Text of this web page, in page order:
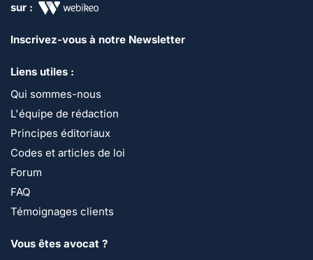
sur :
Inscrivez-vous à notre Newsletter
Liens utiles :
Qui sommes-nous
L'équipe de rédaction
Principes éditoriaux
Codes et articles de loi
Forum
FAQ
Témoignages clients
Vous êtes avocat ?